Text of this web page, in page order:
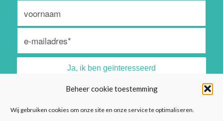
Beheer cookie toestemming
Wij gebruiken cookies om onze site en onze service te optimaliseren.
Algemene voorwaarden vind jehier